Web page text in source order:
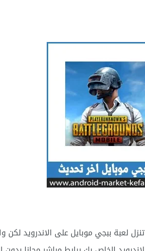
لعبة ببجي موبايل على الاندرويد